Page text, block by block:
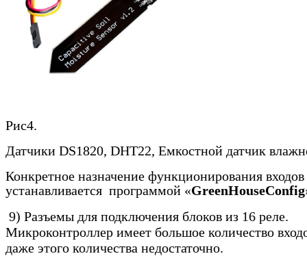
Рис4.
Датчики DS1820, DHT22, Емкостной датчик
Конкретное назначение функционирования входов
устанавливается программой «GreenHouseConfig
9) Разъемы для подключения блоков из 16 реле.
Микроконтроллер имеет большое количество
даже этого количества недостаточно.